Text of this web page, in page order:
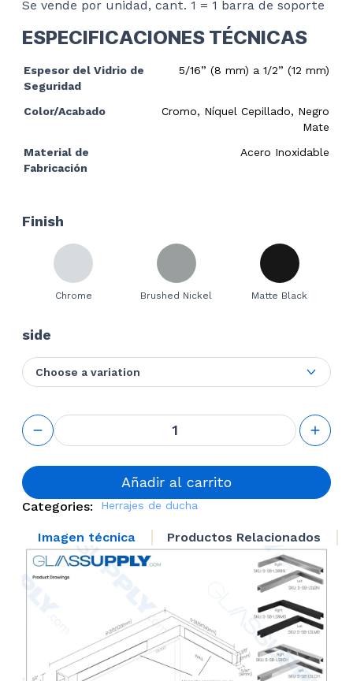
Se vende por unidad, cant. 1 = 1 barra de soporte
ESPECIFICACIONES TÉCNICAS
Espesor del Vidrio de
Seguridad
5/16” (8 mm) a 1/2” (12 mm)
Color/Acabado
Cromo, Níquel Cepillado, Negro
Mate
Material de
Fabricación
Acero Inoxidable
Finish
Chrome Brushed Nickel Matte Black
side
Choose a variation
L
Shaped
Top
Mounted
Bar
cantidad
Añadir al carrito
Categories: Herrajes de ducha
Imagen técnica Productos Relacionados